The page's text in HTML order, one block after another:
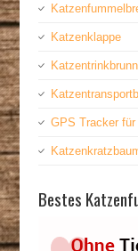
Katzenklappe
GPS Tracker
Bestes